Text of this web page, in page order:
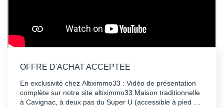
L'AGENCE
Présentation De L'agence
Notre Équipe
Nous Rejoindre
Apporteur D'affaires
OFFRE D'ACHAT ACCEPTEE
En exclusivité chez Altiximmo33 : Vidéo de présentation
complète sur notre site altiximmo33 Maison traditionnelle
à Cavignac, à deux pas du Super U (accessible à pied par